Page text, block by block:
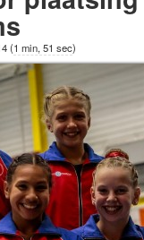
(1 min, 51 sec)